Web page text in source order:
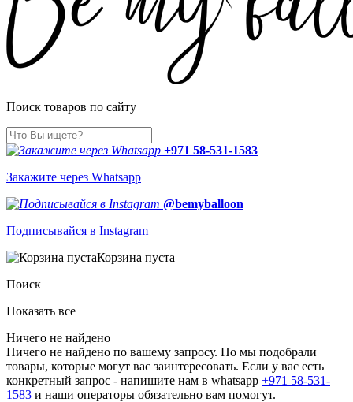
Поиск товаров по сайту
+971 58-531-1583
Закажите через Whatsapp
@bemyballoon
Подписывайся в Instagram
Корзина пуста
Поиск
Показать все
Ничего не найдено
Ничего не найдено по вашему запросу. Но мы подобрали
товары, которые могут вас заинтересовать. Если у вас есть
конкретный запрос - напишите нам в whatsapp +971 58-531-
1583 и наши операторы обязательно вам помогут.